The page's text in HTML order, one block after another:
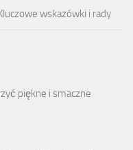
wskazówki i rady
piękne i smaczne